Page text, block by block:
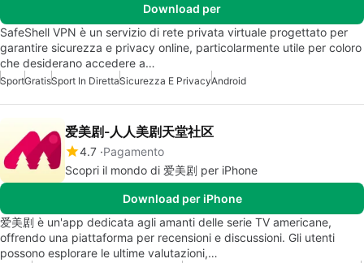
Download per
SafeShell VPN è un servizio di rete privata virtuale progettato per
garantire sicurezza e privacy online, particolarmente utile per coloro
che desiderano accedere a…
SportGratisSport In DirettaSicurezza E PrivacyAndroid
爱美剧-人人美剧天堂社区
4.7 Pagamento
Scopri il mondo di 爱美剧 per iPhone
Download per iPhone
爱美剧 è un'app dedicata agli amanti delle serie TV americane,
offrendo una piattaforma per recensioni e discussioni. Gli utenti
possono esplorare le ultime valutazioni,…